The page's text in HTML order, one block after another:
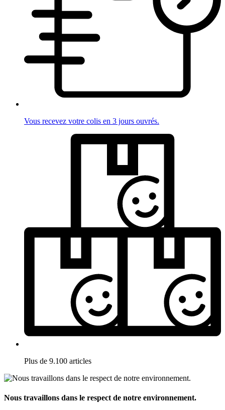
Vous recevez votre colis en 3 jours ouvrés.
Plus de 9.100 articles
Nous travaillons dans le respect de notre environnement.